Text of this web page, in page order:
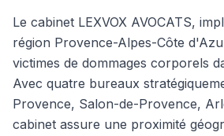
Le cabinet LEXVOX AVOCATS,
région Provence-Alpes-Côte
victimes de dommages corporels
Avec quatre bureaux
Provence, Salon-de-Provence,
cabinet assure une proximité